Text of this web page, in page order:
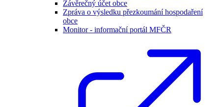
Závěrečný účet obce
Zpráva o výsledku přezkoumání hospodaření
obce
Monitor - informační portál MFČR